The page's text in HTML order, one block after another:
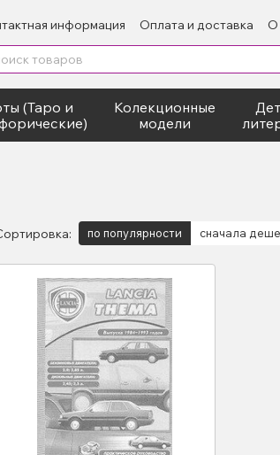
информация Оплата и доставка О
(Таро и
Колекционные
модели
по популярности сначала